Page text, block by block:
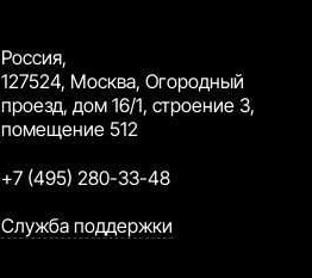
Россия,
127524, Москва, Огородный
проезд, дом 16/1, строение 3,
помещение 512
+7 (495) 280-33-48
Служба поддержки